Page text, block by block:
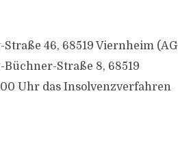
46, 68519 Viernheim (AG
Straße 8, 68519
Uhr das Insolvenzverfahren